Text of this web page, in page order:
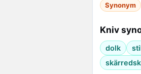
Synonym
Kniv
dolk